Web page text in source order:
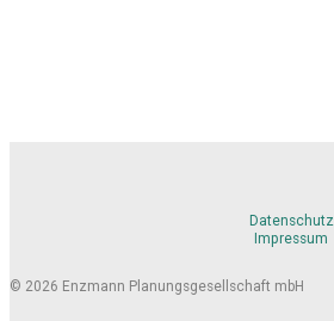
Datenschutz
Impressum
© 2026 Enzmann Planungsgesellschaft mbH